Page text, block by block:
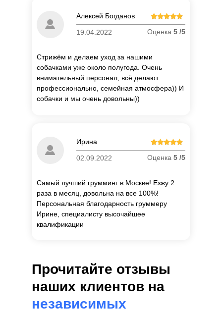
Алексей Богданов
19.04.2022 Оценка 5 /5
Стрижём и делаем уход за нашими
собачками уже около полугода. Очень
внимательный персонал, всё делают
профессионально, семейная атмосфера)) И
собачки и мы очень довольны))
Ирина
02.09.2022 Оценка 5 /5
Самый лучший грумминг в Москве! Езжу 2
раза в месяц, довольна на все 100%!
Персональная благодарность груммеру
Ирине, специалисту высочайшее
квалификации
Прочитайте отзывы
наших клиентов на
независимых